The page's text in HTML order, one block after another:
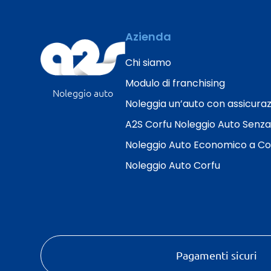
Noleggio auto
Azienda
Chi siamo
Modulo di franchising
Noleggia un’auto con
A2S Corfu Noleggio Auto
Noleggio Auto Economico a
Noleggio Auto Corfu
Pagamenti sicuri